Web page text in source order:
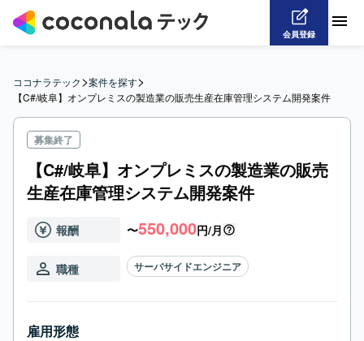
会員登録
ココナラテック>案件を探す>
【C#/岐阜】オンプレミスの製造業の販売生産在庫管理システム開発案件
募集終了
【C#/岐阜】オンプレミスの製造業の販売
生産在庫管理システム開発案件
報酬 〜550,000円/月
職種 サーバサイドエンジニア
雇用形態